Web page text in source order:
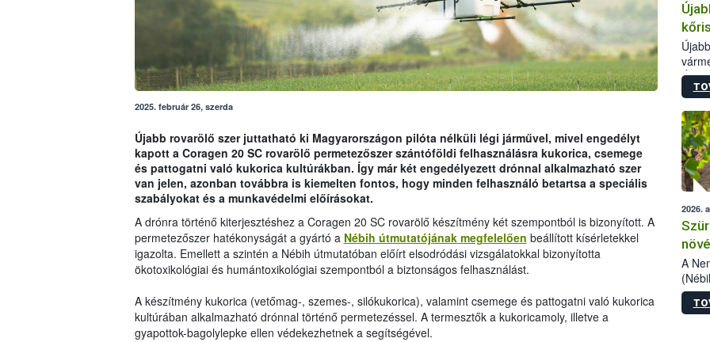
2025. február 26, szerda
Újabb rovarölő szer juttatható ki Magyarországon pilóta nélküli légi járművel, mivel engedélyt
kapott a Coragen 20 SC rovarölő permetezőszer szántóföldi felhasználásra kukorica, csemege
és pattogatni való kukorica kultúrákban. Így már két engedélyezett drónnal alkalmazható szer
van jelen, azonban továbbra is kiemelten fontos, hogy minden felhasználó betartsa a speciális
szabályokat és a munkavédelmi előírásokat.
A drónra történő kiterjesztéshez a Coragen 20 SC rovarölő készítmény két szempontból is bizonyított. A
permetezőszer hatékonyságát a gyártó a Nébih útmutatójának megfelelően beállított kísérletekkel
igazolta. Emellett a szintén a Nébih útmutatóban előírt elsodródási vizsgálatokkal bizonyította
ökotoxikológiai és humántoxikológiai szempontból a biztonságos felhasználást.
A készítmény kukorica (vetőmag-, szemes-, silókukorica), valamint csemege és pattogatni való kukorica
kultúrában alkalmazható drónnal történő permetezéssel. A termesztők a kukoricamoly, illetve a
gyapottok-bagolylepke ellen védekezhetnek a segítségével.
2026.
A